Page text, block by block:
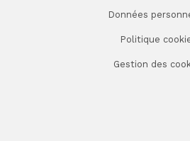
Données
Politique
Gestion des